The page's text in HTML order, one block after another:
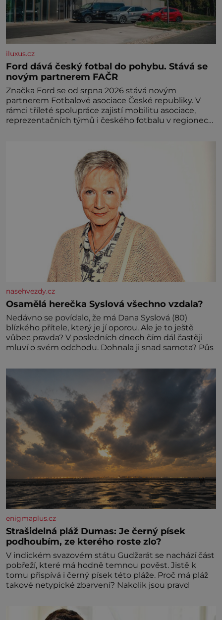
iluxus.cz
Ford dává český fotbal do pohybu. Stává se
novým partnerem FAČR
Značka Ford se od srpna 2026 stává novým
partnerem Fotbalové asociace České republiky. V
rámci tříleté spolupráce zajistí mobilitu asociace,
reprezentačních týmů i českého fotbalu v regionech.
nasehvezdy.cz
Osamělá herečka Syslová všechno vzdala?
Nedávno se povídalo, že má Dana Syslová (80)
blízkého přítele, který je jí oporou. Ale je to ještě
vůbec pravda? V posledních dnech čím dál častěji
mluví o svém odchodu. Dohnala ji snad samota? Půs
enigmaplus.cz
Strašidelná pláž Dumas: Je černý písek
podhoubím, ze kterého roste zlo?
V indickém svazovém státu Gudžarát se nachází část
pobřeží, které má hodně temnou pověst. Jistě k
tomu přispívá i černý písek této pláže. Proč má pláž
takové netypické zbarvení? Nakolik jsou pravd